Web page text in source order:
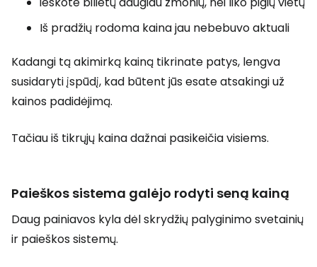
Iš pradžių rodoma kaina jau nebebuvo aktuali
Kadangi tą akimirką kainą tikrinate patys, lengva
susidaryti įspūdį, kad būtent jūs esate atsakingi už
kainos padidėjimą.
Tačiau iš tikrųjų kaina dažnai pasikeičia visiems.
Paieškos sistema galėjo rodyti seną kainą
Daug painiavos kyla dėl skrydžių palyginimo svetainių
ir paieškos sistemų.